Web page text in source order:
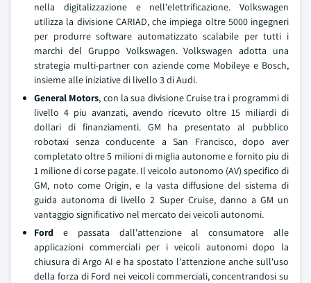
nella digitalizzazione e nell'elettrificazione. Volkswagen
utilizza la divisione CARIAD, che impiega oltre 5000 ingegneri
per produrre software automatizzato scalabile per tutti i
marchi del Gruppo Volkswagen. Volkswagen adotta una
strategia multi-partner con aziende come Mobileye e Bosch,
insieme alle iniziative di livello 3 di Audi.
General Motors, con la sua divisione Cruise tra i programmi di
livello 4 piu avanzati, avendo ricevuto oltre 15 miliardi di
dollari di finanziamenti. GM ha presentato al pubblico
robotaxi senza conducente a San Francisco, dopo aver
completato oltre 5 milioni di miglia autonome e fornito piu di
1 milione di corse pagate. Il veicolo autonomo (AV) specifico di
GM, noto come Origin, e la vasta diffusione del sistema di
guida autonoma di livello 2 Super Cruise, danno a GM un
vantaggio significativo nel mercato dei veicoli autonomi.
Ford e passata dall'attenzione al consumatore alle
applicazioni commerciali per i veicoli autonomi dopo la
chiusura di Argo AI e ha spostato l'attenzione anche sull'uso
della forza di Ford nei veicoli commerciali, concentrandosi su